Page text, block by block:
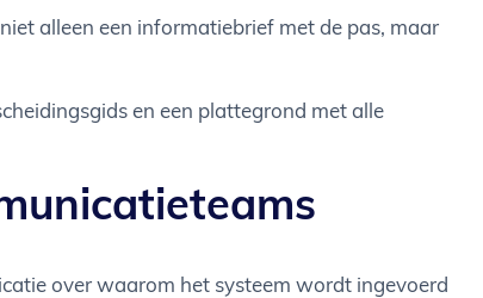
alleen een informatiebrief met de pas, maar
en een plattegrond met alle
over waarom het systeem wordt ingevoerd